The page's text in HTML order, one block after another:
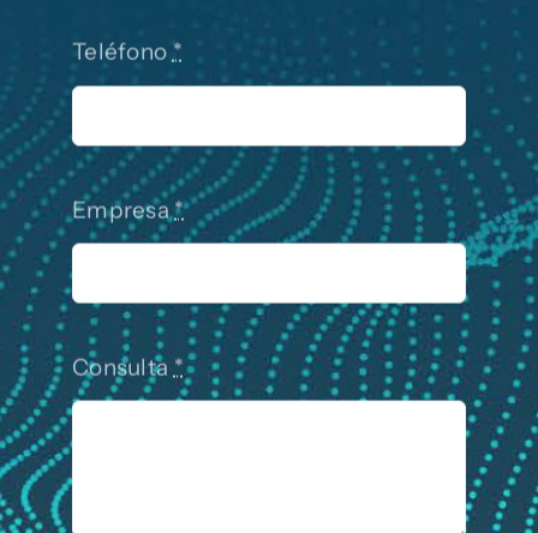
Teléfono*
Empresa*
Consulta *